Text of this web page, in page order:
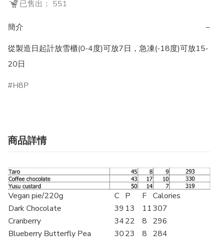
已售出： 551
簡介
−
從製造日起計放雪櫃(0-4度)可放7日，急凍(-18度)可放15-
20日
H8P
商品詳情
Vegan pie/220g C P F Calories
Dark Chocolate
39 13 11307
Cranberry
3422 8
296
Blueberry Butterfly Pea
3023 8
284